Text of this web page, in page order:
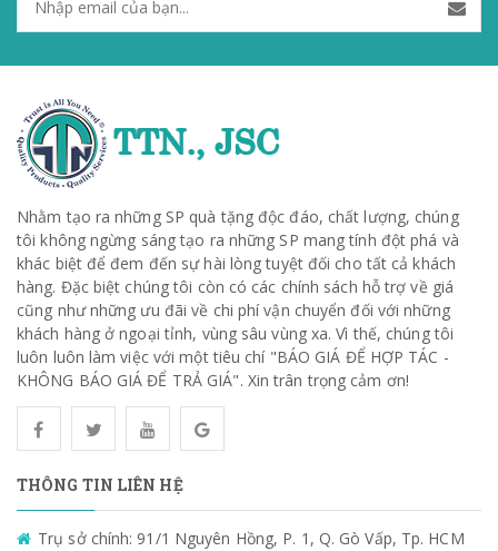
Nhằm tạo ra những SP quà tặng độc đáo, chất lượng, chúng
tôi không ngừng sáng tạo ra những SP mang tính đột phá và
khác biệt để đem đến sự hài lòng tuyệt đối cho tất cả khách
hàng. Đặc biệt chúng tôi còn có các chính sách hỗ trợ về giá
cũng như những ưu đãi về chi phí vận chuyển đối với những
khách hàng ở ngoại tỉnh, vùng sâu vùng xa. Vì thế, chúng tôi
luôn luôn làm việc với một tiêu chí "BÁO GIÁ ĐỂ HỢP TÁC -
KHÔNG BÁO GIÁ ĐỂ TRẢ GIÁ". Xin trân trọng cảm ơn!
THÔNG TIN LIÊN HỆ
Trụ sở chính: 91/1 Nguyên Hồng, P. 1, Q. Gò Vấp, Tp. HCM